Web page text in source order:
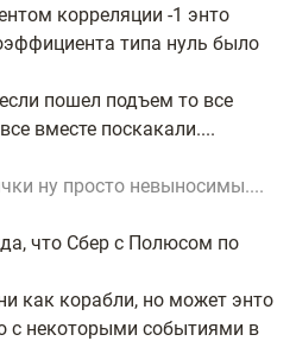
корреляции -1 энто
типа нуль было
пошел подъем то все
вместе поскакали....
ну просто невыносимы....
что Сбер с Полюсом по
как корабли, но может энто
с некоторыми событиями в